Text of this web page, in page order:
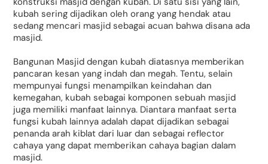
kubah sering dijadikan oleh orang yang hendak atau
sedang mencari masjid sebagai acuan bahwa disana ada
masjid.
Bangunan Masjid dengan kubah diatasnya memberikan
pancaran kesan yang indah dan megah. Tentu, selain
mempunyai fungsi menampilkan keindahan dan
kemegahan, kubah sebagai komponen sebuah masjid
juga memiliki manfaat lainnya. Diantara manfaat serta
fungsi kubah lainnya adalah dapat dijadikan sebagai
penanda arah kiblat dari luar dan sebagai reflector
cahaya yang dapat memberikan cahaya bagian dalam
masjid.